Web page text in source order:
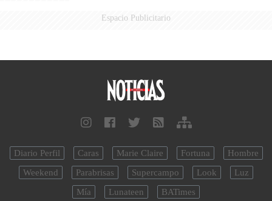
Espacio Publicitario
Diario Perfil Caras Marie Claire Fortuna
Hombre
Weekend
Parabrisas Supercampo Look
Luz
Mía
Lunateen BATimes